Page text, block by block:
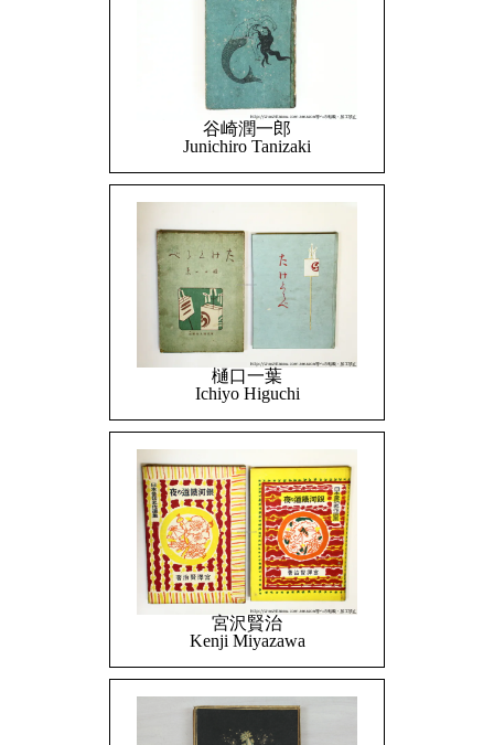
谷崎潤一郎
Junichiro Tanizaki
樋口一葉
Ichiyo Higuchi
宮沢賢治
Kenji Miyazawa